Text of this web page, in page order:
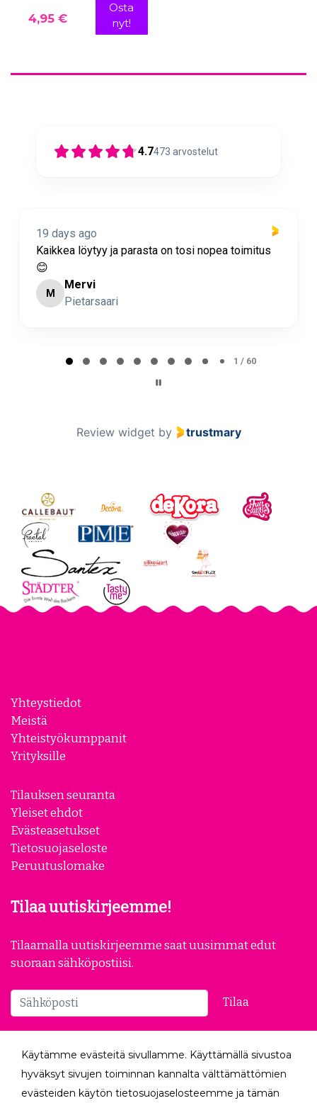
4,95 €
Osta
nyt!
4.7473 arvostelut
nopea toimitus
Nopea toimitus ja super
ML Minna Lehto
by trustmary
Yhteystiedot
Yhteistyökumppanit
Yrityksille
Tilauksen seuranta
Yleiset ehdot
Tietosuojaseloste
Tilaa uutiskirjeemme!
Tilaamalla uutiskirjeemme saat uusimmat edut
Käytämme evästeitä sivullamme. Käyttämällä sivustoa
hyväksyt sivujen toiminnan kannalta välttämättömien
evästeiden käytön tietosuojaselosteemme ja tämän